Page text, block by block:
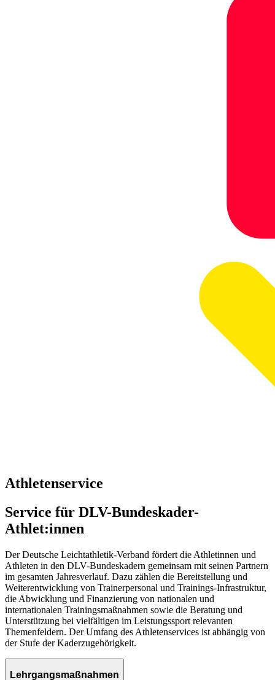
Athletenservice
Service für DLV-Bundeskader-
Athlet:innen
Der Deutsche Leichtathletik-Verband fördert die Athletinnen und
Athleten in den DLV-Bundeskadern gemeinsam mit seinen Partnern
im gesamten Jahresverlauf. Dazu zählen die Bereitstellung und
Weiterentwicklung von Trainerpersonal und Trainings-Infrastruktur,
die Abwicklung und Finanzierung von nationalen und
internationalen Trainingsmaßnahmen sowie die Beratung und
Unterstützung bei vielfältigen im Leistungssport relevanten
Themenfeldern. Der Umfang des Athletenservices ist abhängig von
der Stufe der Kaderzugehörigkeit.
Lehrgangsmaßnahmen